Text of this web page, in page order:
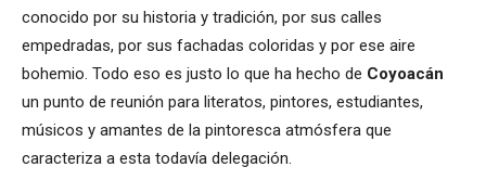
conocido por su historia y tradición, por sus calles
empedradas, por sus fachadas coloridas y por ese aire
bohemio. Todo eso es justo lo que ha hecho de Coyoacán
un punto de reunión para literatos, pintores, estudiantes,
músicos y amantes de la pintoresca atmósfera que
caracteriza a esta todavía delegación.